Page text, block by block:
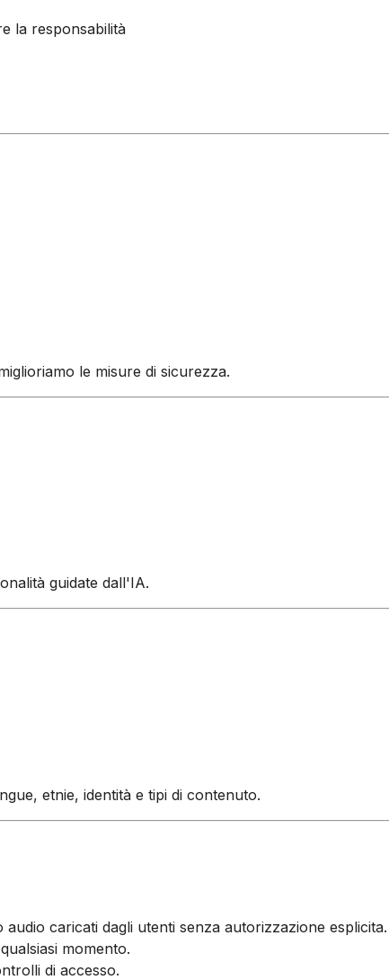
la responsabilità
le misure di sicurezza.
guidate dall'IA.
etnie, identità e tipi di contenuto.
audio caricati dagli utenti senza autorizzazione esplicita.
momento.
di accesso.